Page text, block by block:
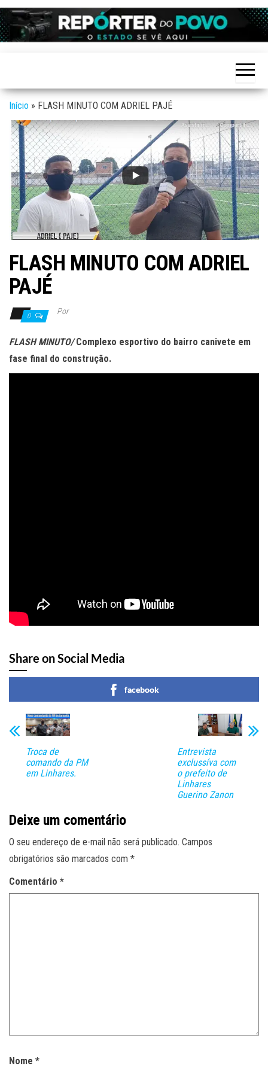
Skip
to
the
Reporter
site de
Notícias
Início » FLASH MINUTO COM ADRIEL PAJÉ
FLASH MINUTO COM ADRIEL
PAJÉ
0 Por
FLASH MINUTO/Complexo esportivo do bairro canivete em
fase final do construção.
Share on Social Media
facebook
Troca de
comando da PM
em Linhares.
Entrevista
exclussíva com
o prefeito de
Linhares
Guerino Zanon
Deixe um comentário
O seu endereço de e-mail não será publicado. Campos
obrigatórios são marcados com *
Comentário *
Nome *